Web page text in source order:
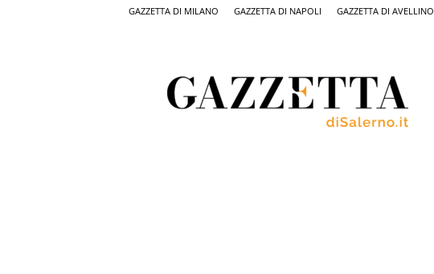
GAZZETTA DI MILANO GAZZETTA DI NAPOLI GAZZETTA DI AVELLINO
Salerno,
il
quotidiano